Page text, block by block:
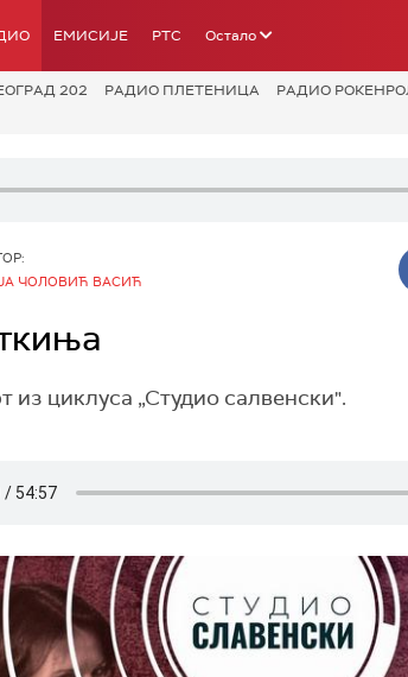
ЕМИСИЈЕ РТС Остало
202 РАДИО ПЛЕТЕНИЦА РАДИО
ЧОЛОВИЋ ВАСИЋ
циклуса „Студио салвенски".